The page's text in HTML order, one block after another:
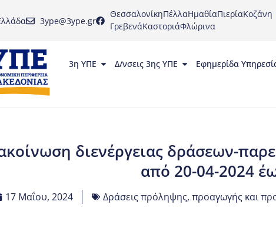
3ype@3ype.gr
ΘεσσαλονίκηΠέλλαΗμαθίαΠιερίαΚοζάνη
ΓρεβενάΚαστοριάΦλώρινα
3η ΥΠΕ Δ/νσεις 3ης ΥΠΕ Εφημερίδα
διενέργειας δράσεων-
από 20-04-2024
17 Μαΐου, 2024 Δράσεις πρόληψης, προαγωγής και